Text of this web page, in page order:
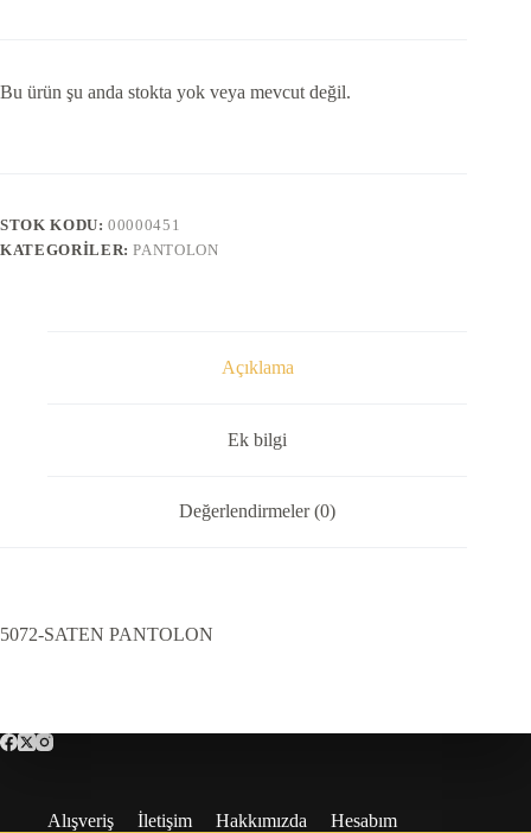
Bu ürün şu anda stokta yok veya mevcut değil.
STOK KODU:00000451
KATEGORILER:PANTOLON
Açıklama
Ek bilgi
Değerlendirmeler (0)
5072-SATEN PANTOLON
Alışveriş İletişim Hakkımızda
Hesabım